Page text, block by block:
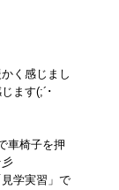
く感じまし
ます(;´･
車椅子を押
学実習」で